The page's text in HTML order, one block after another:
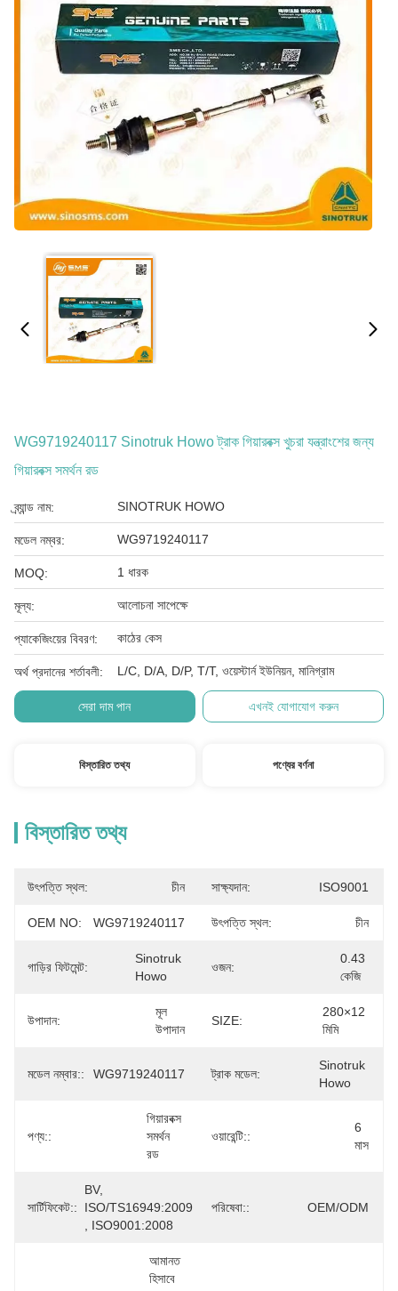
WG9719240117 Sinotruk Howo ট্রাক গিয়ারবক্স খুচরা যন্ত্রাংশের জন্য
গিয়ারবক্স সমর্থন রড
ব্র্যান্ড নাম: SINOTRUK HOWO
মডেল নম্বর: WG9719240117
MOQ: 1 ধারক
মূল্য: আলোচনা সাপেক্ষে
প্যাকেজিংয়ের বিবরণ: কাঠের কেস
অর্থ প্রদানের শর্তাবলী: L/C, D/A, D/P, T/T, ওয়েস্টার্ন ইউনিয়ন, মানিগ্রাম
সেরা দাম পান এখনই যোগাযোগ করুন
বিস্তারিত তথ্য পণ্যের বর্ণনা
বিস্তারিত তথ্য
উৎপত্তি স্থল: চীন সাক্ষ্যদান: ISO9001
OEM NO: WG9719240117 উৎপত্তি স্থল: চীন
গাড়ির ফিটমেন্ট:
Sinotruk
Howo
ওজন:
0.43
কেজি
উপাদান:
মূল
উপাদান
SIZE:
280×12
মিমি
মডেল নম্বার:: WG9719240117 ট্রাক মডেল:
Sinotruk
Howo
পণ্য::
গিয়ারবক্স
সমর্থন
রড
ওয়ারেন্টি::
6
মাস
সার্টিফিকেট::
BV,
ISO/TS16949:2009
, ISO9001:2008
পরিষেবা:: OEM/ODM
আমানত
হিসাবে